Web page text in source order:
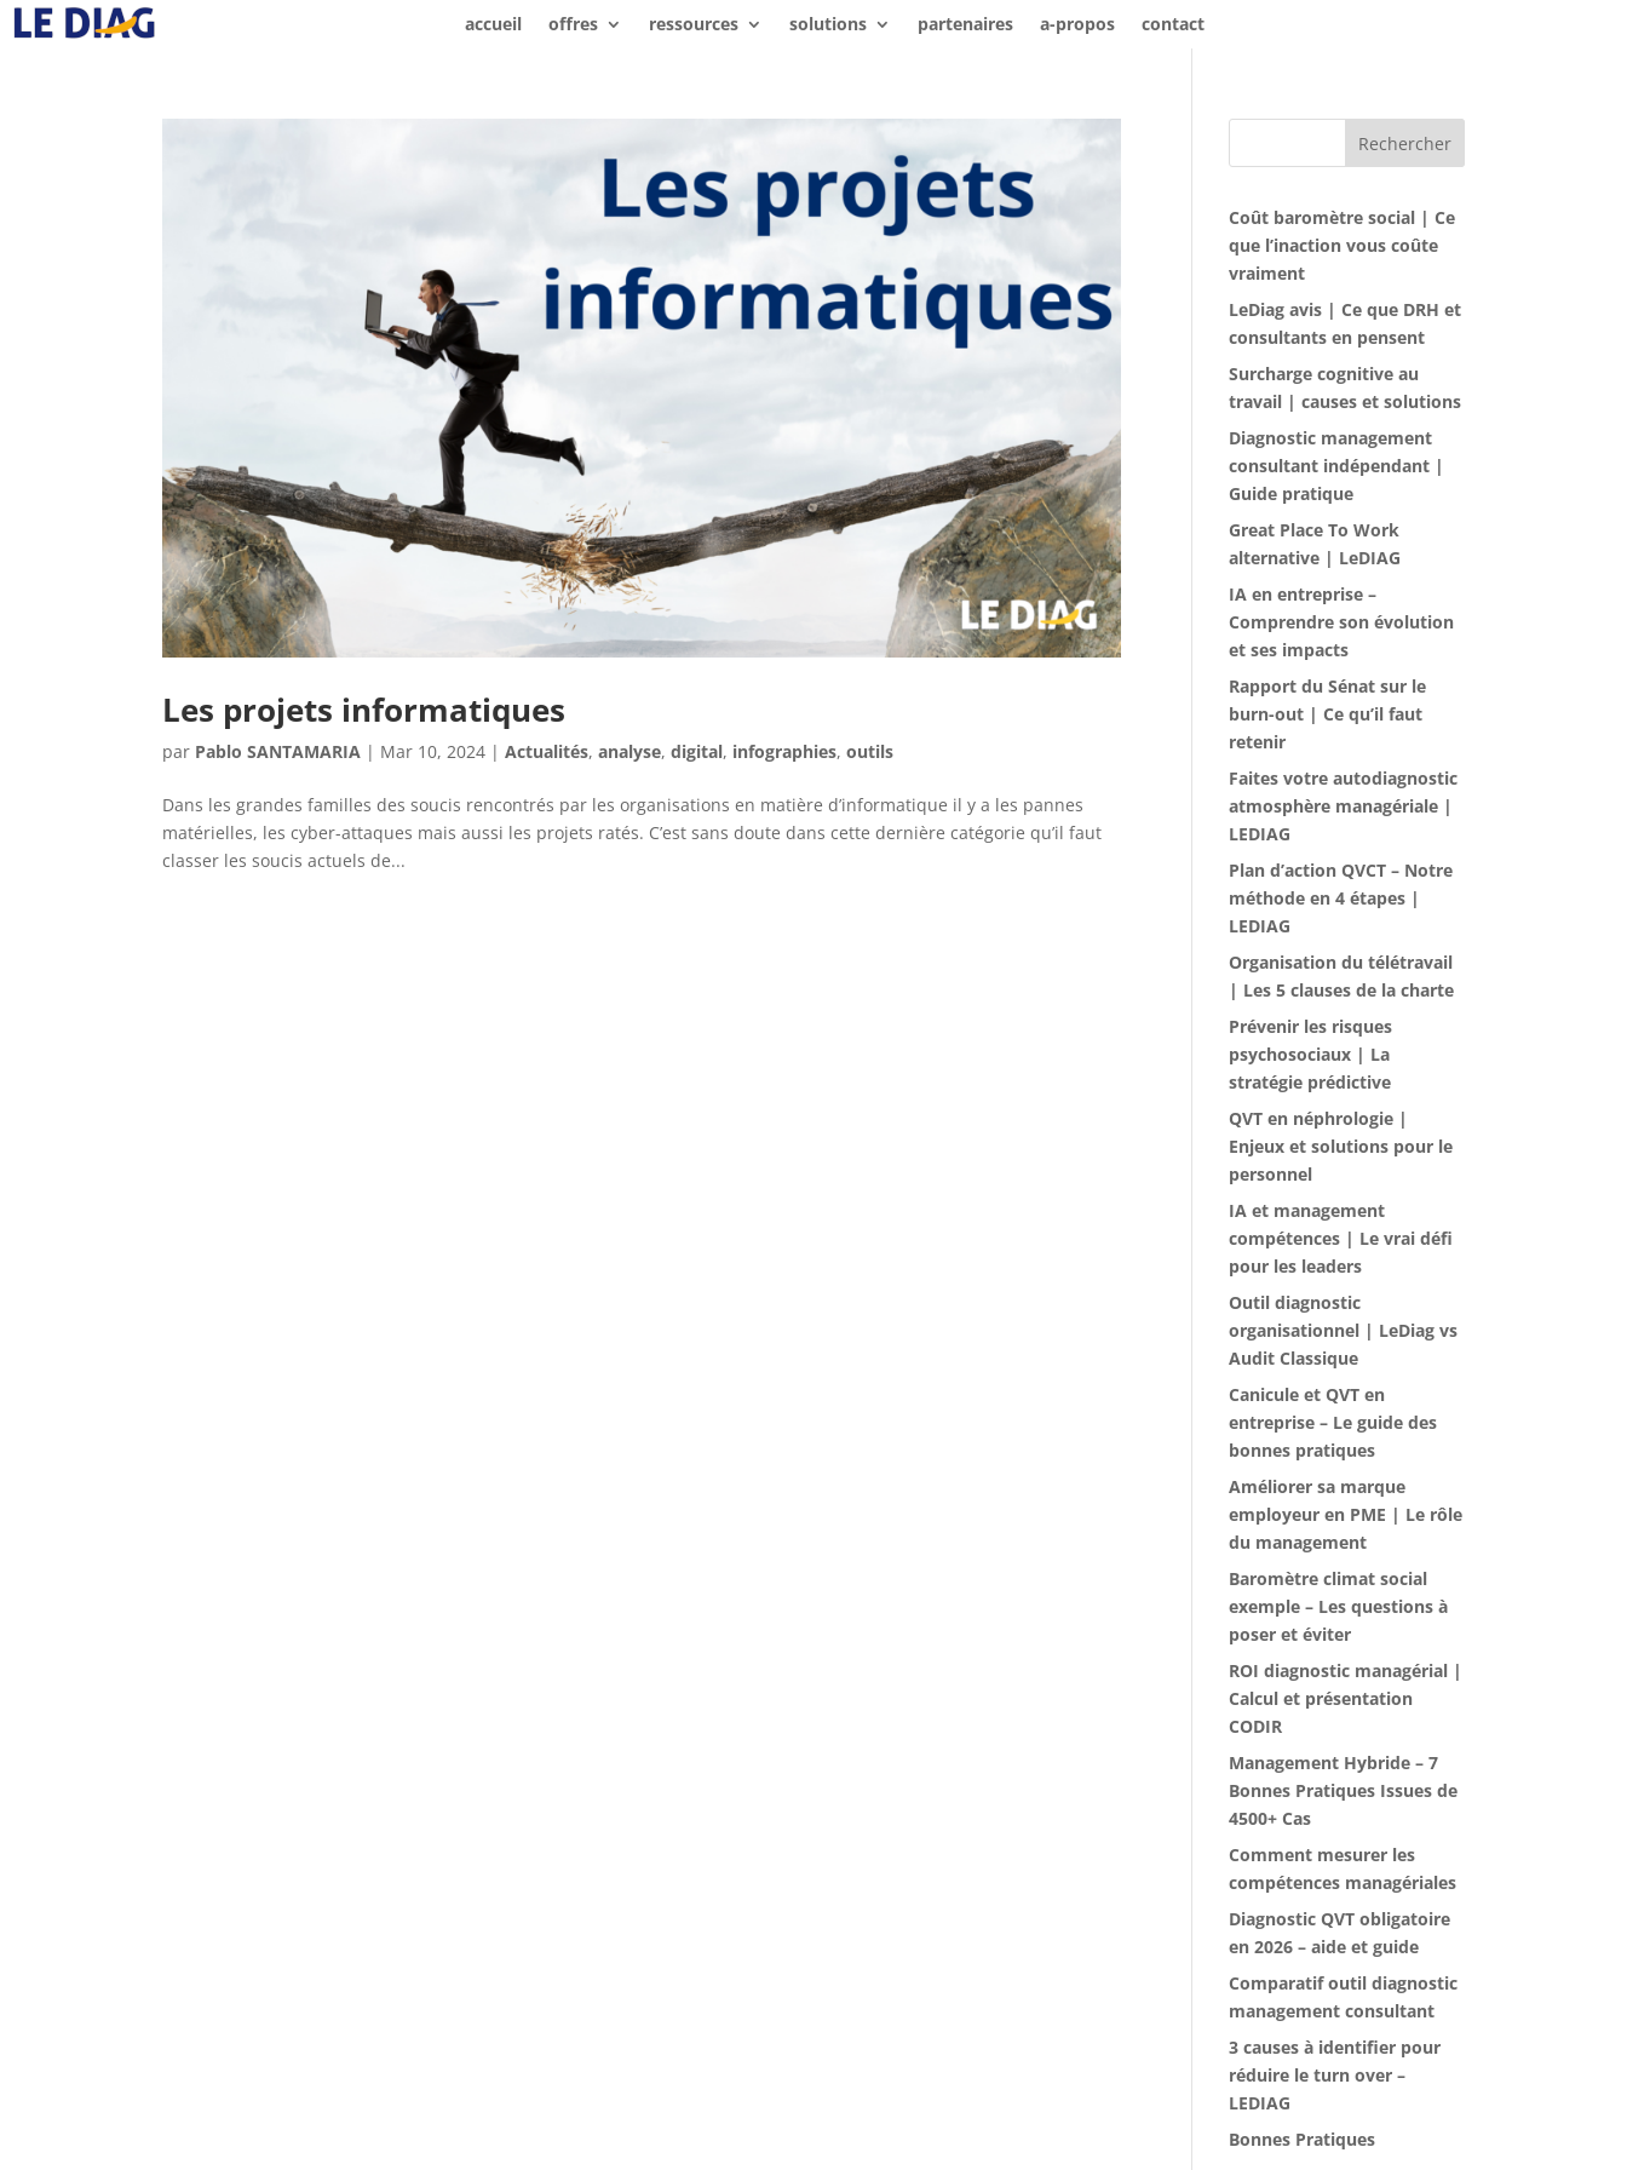
accueil offres ressources solutions partenaires a-propos contact
Les projets informatiques
par Pablo SANTAMARIA | Mar 10, 2024 |Actualités,analyse,digital, infographies,outils
Dans les grandes familles des soucis rencontrés par les organisations en matière d’informatique il y a les pannes
matérielles, les cyber-attaques mais aussi les projets ratés. C’est sans doute dans cette dernière catégorie qu’il faut
classer les soucis actuels de...
Rechercher
Coût baromètre social | Ce
que l’inaction vous coûte
vraiment
LeDiag avis | Ce que DRH et
consultants en pensent
Surcharge cognitive au
travail | causes et solutions
Diagnostic management
consultant indépendant |
Guide pratique
Great Place To Work
alternative | LeDIAG
IA en entreprise –
Comprendre son évolution
et ses impacts
Rapport du Sénat sur le
burn-out | Ce qu’il faut
retenir
Faites votre autodiagnostic
atmosphère managériale |
LEDIAG
Plan d’action QVCT – Notre
méthode en 4 étapes |
LEDIAG
Organisation du télétravail
| Les 5 clauses de la charte
Prévenir les risques
psychosociaux | La
stratégie prédictive
QVT en néphrologie |
Enjeux et solutions pour le
personnel
IA et management
compétences | Le vrai défi
pour les leaders
Outil diagnostic
organisationnel | LeDiag vs
Audit Classique
Canicule et QVT en
entreprise – Le guide des
bonnes pratiques
Améliorer sa marque
employeur en PME | Le rôle
du management
Baromètre climat social
exemple – Les questions à
poser et éviter
ROI diagnostic managérial |
Calcul et présentation
CODIR
Management Hybride – 7
Bonnes Pratiques Issues de
4500+ Cas
Comment mesurer les
compétences managériales
Diagnostic QVT obligatoire
en 2026 – aide et guide
Comparatif outil diagnostic
management consultant
3 causes à identifier pour
réduire le turn over –
LEDIAG
Bonnes Pratiques